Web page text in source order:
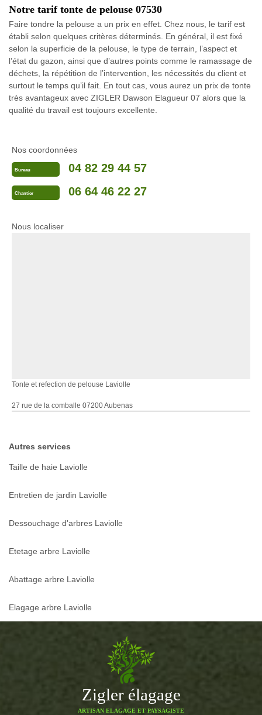
Notre tarif tonte de pelouse 07530
Faire tondre la pelouse a un prix en effet. Chez nous, le tarif est
établi selon quelques critères déterminés. En général, il est fixé
selon la superficie de la pelouse, le type de terrain, l’aspect et
l’état du gazon, ainsi que d’autres points comme le ramassage de
déchets, la répétition de l’intervention, les nécessités du client et
surtout le temps qu’il fait. En tout cas, vous aurez un prix de tonte
très avantageux avec ZIGLER Dawson Elagueur 07 alors que la
qualité du travail est toujours excellente.
Nos coordonnées
Bureau 04 82 29 44 57
Chantier 06 64 46 22 27
Nous localiser
Tonte et refection de pelouse Laviolle
27 rue de la comballe 07200 Aubenas
Autres services
Taille de haie Laviolle
Entretien de jardin Laviolle
Dessouchage d'arbres Laviolle
Etetage arbre Laviolle
Abattage arbre Laviolle
Elagage arbre Laviolle
Zigler élagage
ARTISAN ELAGAGE ET PAYSAGISTE